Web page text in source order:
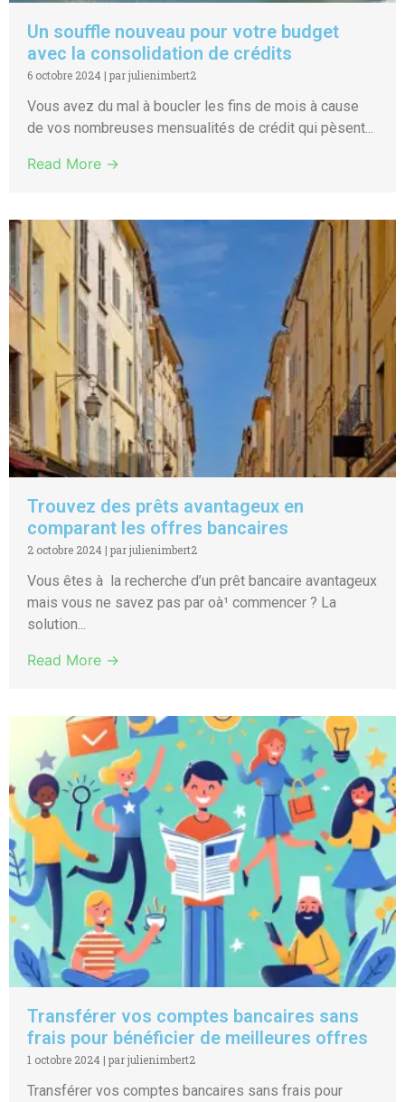
Un souffle nouveau pour votre budget
avec la consolidation de crédits
6 octobre 2024 | par julienimbert2
Vous avez du mal à boucler les fins de mois à cause
de vos nombreuses mensualités de crédit qui pèsent...
Read More →
Trouvez des prêts avantageux en
comparant les offres bancaires
2 octobre 2024 | par julienimbert2
Vous êtes à la recherche d’un prêt bancaire avantageux
mais vous ne savez pas par oà¹ commencer ? La
solution...
Read More →
Transférer vos comptes bancaires sans
frais pour bénéficier de meilleures offres
1 octobre 2024 | par julienimbert2
Transférer vos comptes bancaires sans frais pour